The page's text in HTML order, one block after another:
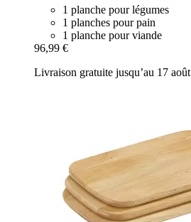
1 planche pour légumes
1 planches pour pain
1 planche pour viande
96,99 €
Livraison gratuite jusqu’au 17 août